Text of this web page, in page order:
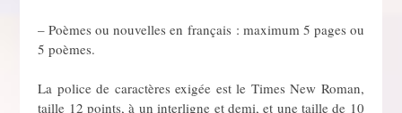
– Poèmes ou nouvelles en français : maximum 5 pages ou
5 poèmes.
La police de caractères exigée est le Times New Roman,
taille 12 points, à un interligne et demi, et une taille de 10